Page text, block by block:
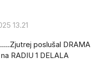
13.21
poslušal DRAMA
RADIU 1 DELALA